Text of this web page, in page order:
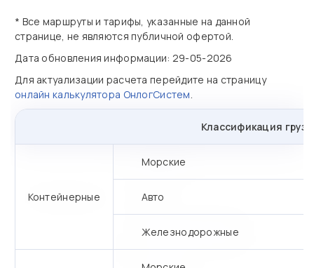
* Все маршруты и тарифы, указанные на данной
странице, не являются публичной офертой.
Дата обновления информации: 29-05-2026
Для актуализации расчета перейдите на страницу
онлайн калькулятора ОнлогСистем.
Классификация
Контейнерные
Морские
Авто
Железнодорожные